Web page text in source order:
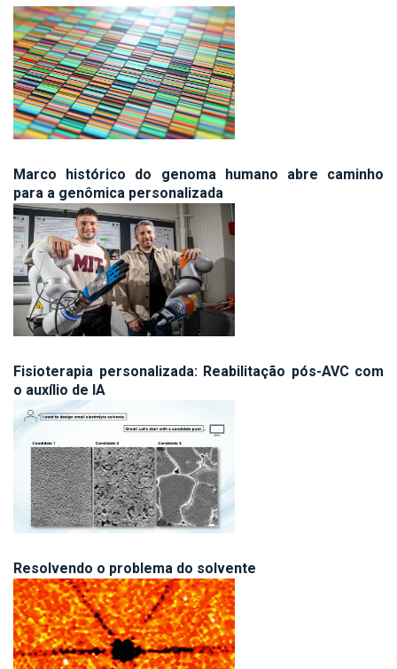
Marco histórico do genoma humano abre caminho
para a genômica personalizada
Fisioterapia personalizada: Reabilitação pós-AVC com
o auxílio de IA
Resolvendo o problema do solvente